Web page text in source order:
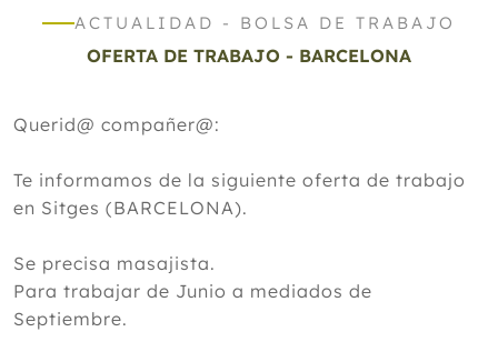
ACTUALIDAD - BOLSA DE TRABAJO
OFERTA DE TRABAJO - BARCELONA
Querid@ compañer@:
Te informamos de la siguiente oferta de trabajo
en Sitges (BARCELONA).
Se precisa masajista.
Para trabajar de Junio a mediados de
Septiembre.